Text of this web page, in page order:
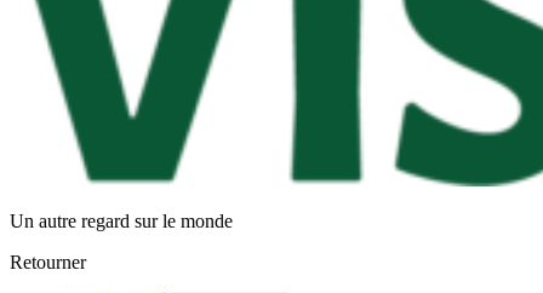
Un autre regard sur le monde
Retourner